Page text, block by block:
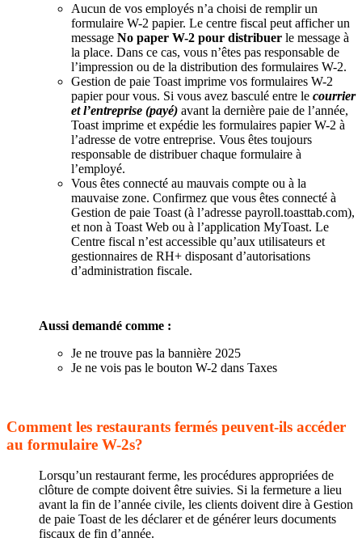
Aucun de vos employés n’a choisi de remplir un
formulaire W-2 papier. Le centre fiscal peut afficher un
message No paper W-2 pour distribuer le message à
la place. Dans ce cas, vous n’êtes pas responsable de
l’impression ou de la distribution des formulaires W-2.
Gestion de paie Toast imprime vos formulaires W-2
papier pour vous. Si vous avez basculé entre le courrier
et l’entreprise (payé) avant la dernière paie de l’année,
Toast imprime et expédie les formulaires papier W-2 à
l’adresse de votre entreprise. Vous êtes toujours
responsable de distribuer chaque formulaire à
l’employé.
Vous êtes connecté au mauvais compte ou à la
mauvaise zone. Confirmez que vous êtes connecté à
Gestion de paie Toast (à l’adresse payroll.toasttab.com),
et non à Toast Web ou à l’application MyToast. Le
Centre fiscal n’est accessible qu’aux utilisateurs et
gestionnaires de RH+ disposant d’autorisations
d’administration fiscale.
Aussi demandé comme :
Je ne trouve pas la bannière 2025
Je ne vois pas le bouton W-2 dans Taxes
Comment les restaurants fermés peuvent-ils accéder
au formulaire W-2s?
Lorsqu’un restaurant ferme, les procédures appropriées de
clôture de compte doivent être suivies. Si la fermeture a lieu
avant la fin de l’année civile, les clients doivent dire à Gestion
de paie Toast de les déclarer et de générer leurs documents
fiscaux de fin d’année.